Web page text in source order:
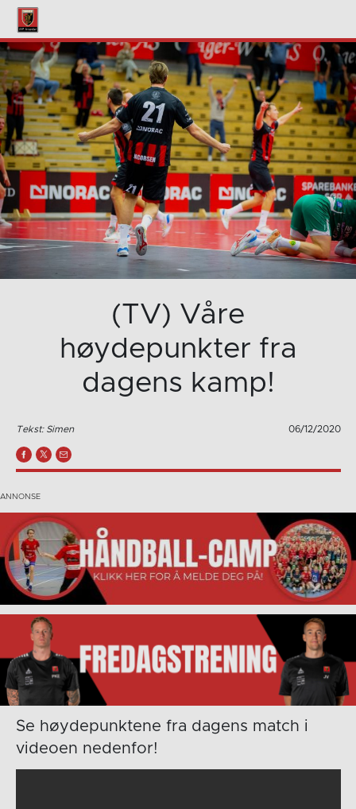
(TV) Våre
høydepunkter fra
dagens kamp!
Tekst: Simen 06/12/2020
Se høydepunktene fra dagens match i
videoen nedenfor!